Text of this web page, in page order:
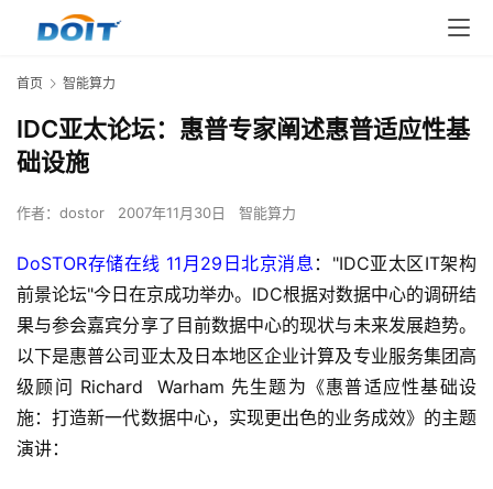
首页 智能算力
IDC亚太论坛：惠普专家阐述惠普适应性基
础设施
作者： dostor 2007年11月30日 智能算力
DoSTOR存储在线 11月29日北京消息 ："IDC亚太区IT架构
前景论坛"今日在京成功举办。IDC根据对数据中心的调研结
果与参会嘉宾分享了目前数据中心的现状与未来发展趋势。
以下是惠普公司亚太及日本地区企业计算及专业服务集团高
级顾问 Richard  Warham 先生题为《惠普适应性基础设
施：打造新一代数据中心，实现更出色的业务成效》的主题
演讲：